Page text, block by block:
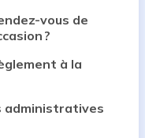
vous de
?
à la
administratives